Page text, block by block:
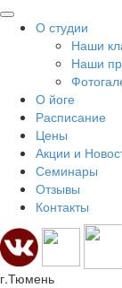
О студии
Наши
Наши
О йоге
Расписание
Цены
Акции и
Семинары
Отзывы
Контакты
г.Тюмень